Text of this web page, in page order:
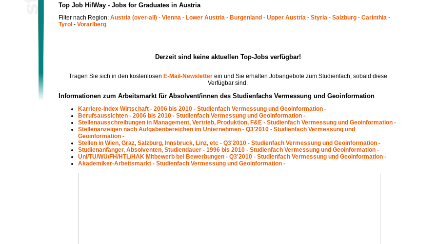
Top Job Hi!Way - Jobs for Graduates in Austria
Filter nach Region: Austria (over-all) - Vienna - Lower Austria - Burgenland - Upper Austria - Styria - Salzburg - Carinthia -
Tyrol - Vorarlberg
Derzeit sind keine aktuellen Top-Jobs verfügbar!
Tragen Sie sich in den kostenlosen E-Mail-Newsletterein und Sie erhalten Jobangebote zum Studienfach, sobald diese
Verfügbar sind.
Informationen zum Arbeitsmarkt für Absolvent/innen des Studienfachs Vermessung und Geoinformation
Karriere-Index Wirtschaft - 2006 bis 2010 - Studienfach Vermessung und Geoinformation -
Berufsaussichten - 2006 bis 2010 - Studienfach Vermessung und Geoinformation -
Stellenausschreibungen in Management, Vertrieb, Produktion, F&E - Studienfach Vermessung und Geoinformation -
Stellenanzeigen nach Aufgabenbereichen im Unternehmen - Q3'2010 - Studienfach Vermessung und
Geoinformation -
Stellen in Wien, Graz, Salzburg, Innsbruck, Linz, etc - Q3'2010 - Studienfach Vermessung und Geoinformation -
Studienanfänger, Absolventen, Studiendauer - 1996 bis 2010 - Studienfach Vermessung und Geoinformation -
Uni/TU/WU/FH/HTL/HAK Mitbewerb bei Bewerbungen - Q3'2010 - Studienfach Vermessung und Geoinformation -
Akademiker-Arbeitsmarkt - Studienfach Vermessung und Geoinformation -